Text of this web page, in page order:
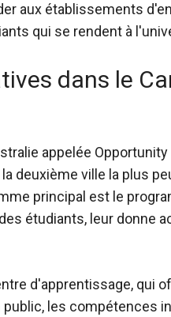
aux établissements
qui se rendent à
dans le
appelée Opportunity
deuxième ville la plus
principal est le
étudiants, leur donne
d'apprentissage, qui
les compétences